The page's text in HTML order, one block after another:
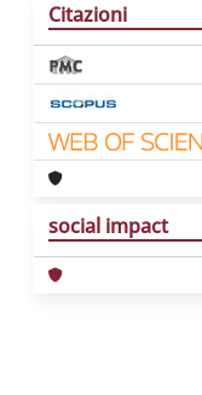
Citazioni
social impact